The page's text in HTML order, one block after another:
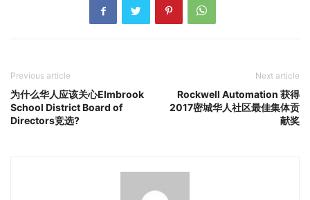
Previous article
为什么华人应该关心Elmbrook
School District Board of
Directors竞选?
Next article
Rockwell Automation 获得
2017密城华人社区最佳集体贡
献奖